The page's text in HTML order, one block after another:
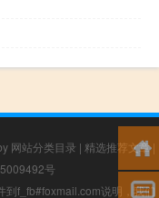
网站分类目录 | 精选推荐文章|
号
到f_fb#foxmail.com说明，我们